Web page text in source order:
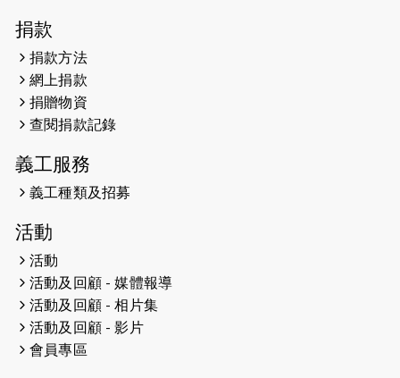
2026-04-30
2026-04-25
2026-04-24
2026-04-23
2026-04-19
2026-04-16
猛龍長跑隊恆常練習 - 4月16日
（19:00開始）
2026-04-12
捐款
捐款方法
網上捐款
捐贈物資
查閱捐款記錄
義工服務
義工種類及招募
活動
活動
活動及回顧 - 媒體報導
活動及回顧 - 相片集
活動及回顧 - 影片
會員專區